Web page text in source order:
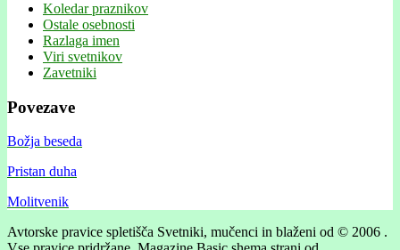
Koledar praznikov
Ostale osebnosti
Razlaga imen
Viri svetnikov
Zavetniki
Povezave
Božja beseda
Pristan duha
Molitvenik
Avtorske pravice spletišča Svetniki, mučenci in blaženi od © 2006 .